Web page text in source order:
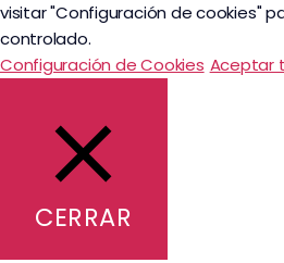
visitar "Configuración de cookies"
controlado.
Configuración de Cookies Aceptar
CERRAR